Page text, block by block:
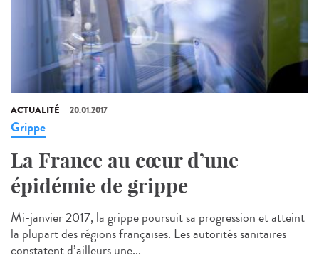
ACTUALITÉ 20.01.2017
Grippe
La France au cœur d’une
épidémie de grippe
Mi-janvier 2017, la grippe poursuit sa progression et atteint
la plupart des régions françaises. Les autorités sanitaires
constatent d’ailleurs une...